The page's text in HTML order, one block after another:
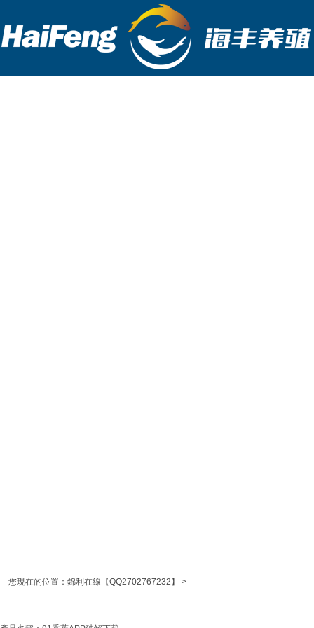
您現在的位置： 錦利在線【QQ2702767232】 >